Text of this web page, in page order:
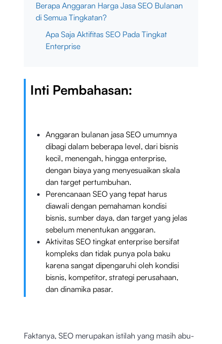
Berapa Anggaran Harga Jasa SEO Bulanan
di Semua Tingkatan?
Apa Saja Aktifitas SEO Pada Tingkat
Enterprise
Inti Pembahasan:
Anggaran bulanan jasa SEO umumnya
dibagi dalam beberapa level, dari bisnis
kecil, menengah, hingga enterprise,
dengan biaya yang menyesuaikan skala
dan target pertumbuhan.
Perencanaan SEO yang tepat harus
diawali dengan pemahaman kondisi
bisnis, sumber daya, dan target yang jelas
sebelum menentukan anggaran.
Aktivitas SEO tingkat enterprise bersifat
kompleks dan tidak punya pola baku
karena sangat dipengaruhi oleh kondisi
bisnis, kompetitor, strategi perusahaan,
dan dinamika pasar.
Faktanya, SEO merupakan istilah yang masih abu-